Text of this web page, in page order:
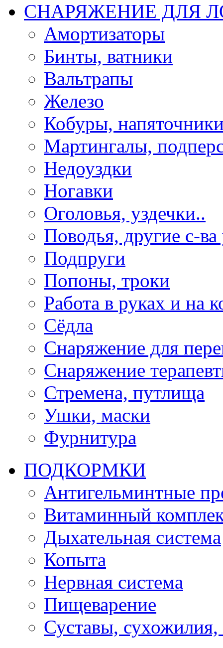
СНАРЯЖЕНИЕ ДЛЯ
Амортизаторы
Бинты, ватники
Вальтрапы
Железо
Кобуры,
Мартингалы,
Недоуздки
Ногавки
Оголовья, уздечки..
Поводья, другие с-
Подпруги
Попоны, троки
Работа в руках и на
Сёдла
Снаряжение для
Снаряжение
Стремена, путлища
Ушки, маски
Фурнитура
ПОДКОРМКИ
Антигельминтные
Витаминный
Дыхательная система
Копыта
Нервная система
Пищеварение
Суставы, сухожилия,